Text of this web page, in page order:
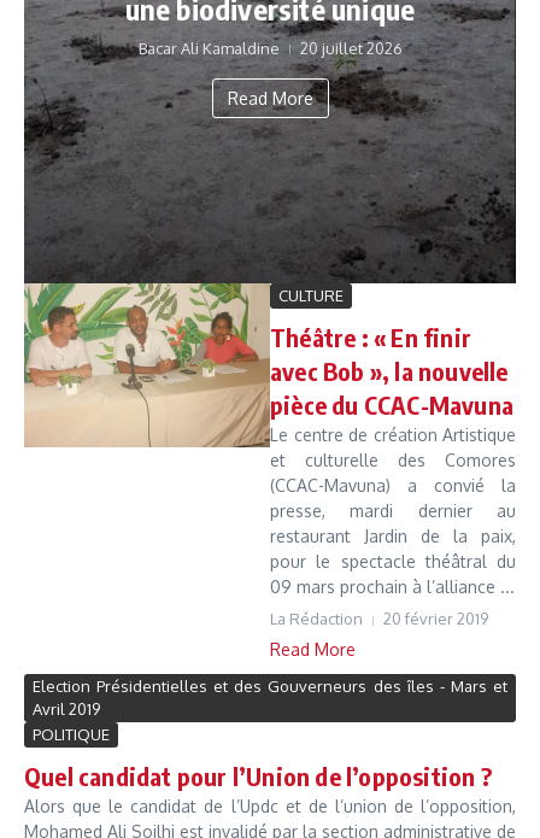
une biodiversité unique
Bacar Ali Kamaldine 20 juillet 2026
Read More
CULTURE
Théâtre : « En finir
avec Bob », la nouvelle
pièce du CCAC-Mavuna
Le centre de création Artistique
et culturelle des Comores
(CCAC-Mavuna) a convié la
presse, mardi dernier au
restaurant Jardin de la paix,
pour le spectacle théâtral du
09 mars prochain à l’alliance ...
La Rédaction 20 février 2019
Read More
Election Présidentielles et des Gouverneurs des îles - Mars et
Avril 2019
POLITIQUE
Quel candidat pour l’Union de l’opposition ?
Alors que le candidat de l’Updc et de l’union de l’opposition,
Mohamed Ali Soilhi est invalidé par la section administrative de